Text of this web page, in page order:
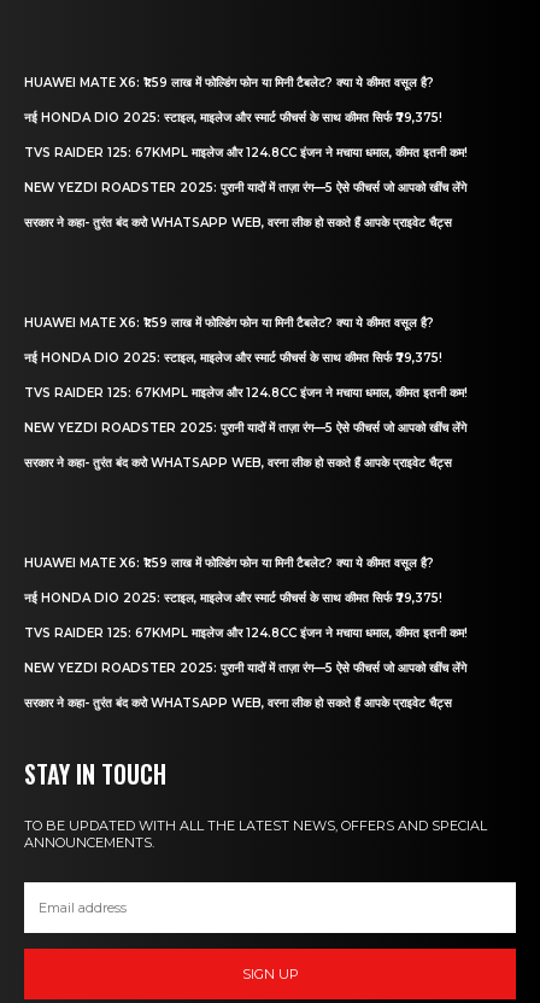
HUAWEI MATE X6: ₹1.59 लाख में फोल्डिंग फोन या मिनी टैबलेट? क्या ये कीमत वसूल है?
नई HONDA DIO 2025: स्टाइल, माइलेज और स्मार्ट फीचर्स के साथ कीमत सिर्फ ₹79,375!
TVS RAIDER 125: 67KMPL माइलेज और 124.8CC इंजन ने मचाया धमाल, कीमत इतनी कम!
NEW YEZDI ROADSTER 2025: पुरानी यादों में ताज़ा रंग—5 ऐसे फीचर्स जो आपको खींच लेंगे
सरकार ने कहा- तुरंत बंद करो WHATSAPP WEB, वरना लीक हो सकते हैं आपके प्राइवेट चैट्स
HUAWEI MATE X6: ₹1.59 लाख में फोल्डिंग फोन या मिनी टैबलेट? क्या ये कीमत वसूल है?
नई HONDA DIO 2025: स्टाइल, माइलेज और स्मार्ट फीचर्स के साथ कीमत सिर्फ ₹79,375!
TVS RAIDER 125: 67KMPL माइलेज और 124.8CC इंजन ने मचाया धमाल, कीमत इतनी कम!
NEW YEZDI ROADSTER 2025: पुरानी यादों में ताज़ा रंग—5 ऐसे फीचर्स जो आपको खींच लेंगे
सरकार ने कहा- तुरंत बंद करो WHATSAPP WEB, वरना लीक हो सकते हैं आपके प्राइवेट चैट्स
HUAWEI MATE X6: ₹1.59 लाख में फोल्डिंग फोन या मिनी टैबलेट? क्या ये कीमत वसूल है?
नई HONDA DIO 2025: स्टाइल, माइलेज और स्मार्ट फीचर्स के साथ कीमत सिर्फ ₹79,375!
TVS RAIDER 125: 67KMPL माइलेज और 124.8CC इंजन ने मचाया धमाल, कीमत इतनी कम!
NEW YEZDI ROADSTER 2025: पुरानी यादों में ताज़ा रंग—5 ऐसे फीचर्स जो आपको खींच लेंगे
सरकार ने कहा- तुरंत बंद करो WHATSAPP WEB, वरना लीक हो सकते हैं आपके प्राइवेट चैट्स
STAY IN TOUCH
TO BE UPDATED WITH ALL THE LATEST NEWS, OFFERS AND SPECIAL
ANNOUNCEMENTS.
SIGN UP